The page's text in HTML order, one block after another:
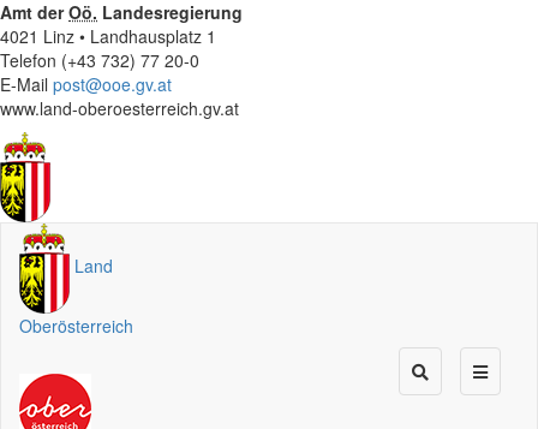
Amt derOö. Landesregierung
4021 Linz • Landhausplatz 1
Telefon (+43 732) 77 20-0
E-Mail post@ooe.gv.at
www.land-oberoesterreich.gv.at
Land
Oberösterreich